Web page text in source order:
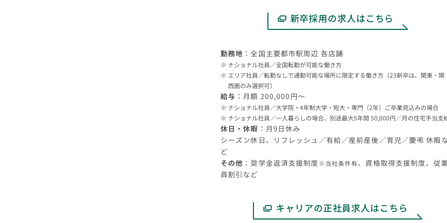
新卒採用の求人はこちら
勤務地 ：全国主要都市駅周辺 各店舗
ナショナル社員／全国転勤が可能な働き方
エリア社員／転勤なしで通勤可能な場所に限定する働き方（23新卒は、関東・関
西圏のみ選択可）
給与 ：月額 200,000円～
ナショナル社員／大学院・4年制大学・短大・専門（2年）ご卒業見込みの場合
ナショナル社員／一人暮らしの場合、別途最大5年間 50,000円／月の住宅手当支
休日・休暇 ：月9日休み
シーズン休日、リフレッシュ／有給／産前産後／育児／慶弔 休暇
ど
その他 ：奨学金返済支援制度 ※当社条件有、資格取得支援制度、従業
員割引など
キャリアの正社員求人はこちら